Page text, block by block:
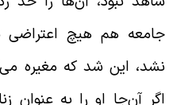
هم هیچ اعتراضی
این شد که مغیره
آن‌جا او را به عنوان